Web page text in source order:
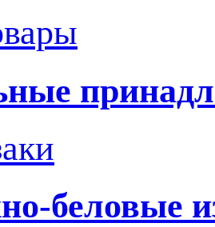
беловые